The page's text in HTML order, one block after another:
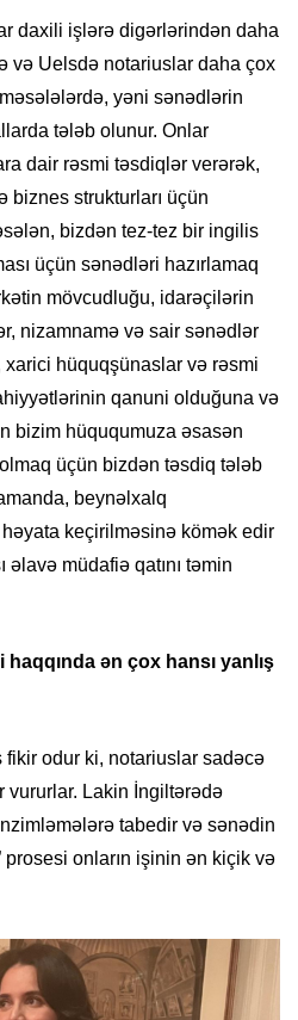
daxili işlərə digərlərindən daha
və Uelsdə notariuslar daha çox
yəni sənədlərin
tələb olunur. Onlar
dair rəsmi təsdiqlər verərək,
biznes strukturları üçün
bizdən tez-tez bir ingilis
üçün sənədləri hazırlamaq
mövcudluğu, idarəçilərin
nizamnamə və sair sənədlər
hüquqşünaslar və rəsmi
qanuni olduğuna və
bizim hüququmuza əsasən
üçün bizdən təsdiq tələb
beynəlxalq
keçirilməsinə kömək edir
əlavə müdafiə qatını təmin
ən çox hansı yanlış
fikir odur ki, notariuslar sadəcə
vururlar. Lakin İngiltərədə
tabedir və sənədin
prosesi onların işinin ən kiçik və